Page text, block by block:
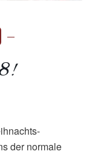
der normale